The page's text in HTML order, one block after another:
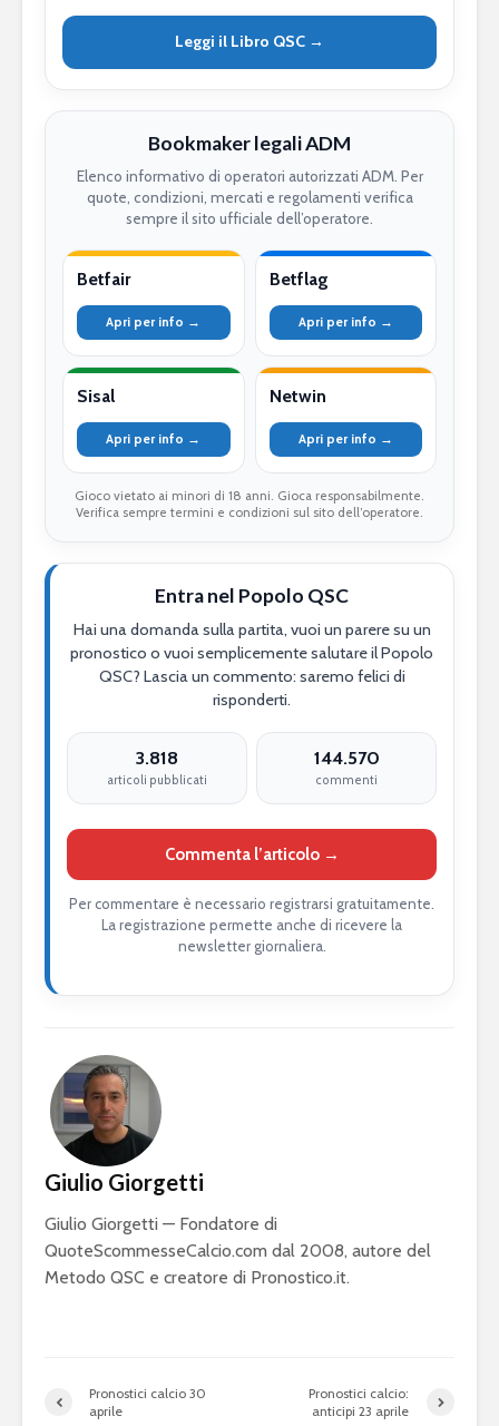
Leggi il Libro QSC →
Bookmaker legali ADM
Elenco informativo di operatori autorizzati ADM. Per
quote, condizioni, mercati e regolamenti verifica
sempre il sito ufficiale dell’operatore.
Betfair
Apri per info →
Betflag
Apri per info →
Sisal
Apri per info →
Netwin
Apri per info →
Gioco vietato ai minori di 18 anni. Gioca responsabilmente.
Verifica sempre termini e condizioni sul sito dell’operatore.
Entra nel Popolo QSC
Hai una domanda sulla partita, vuoi un parere su un
pronostico o vuoi semplicemente salutare il Popolo
QSC? Lascia un commento: saremo felici di
risponderti.
3.818
articoli pubblicati
144.570
commenti
Commenta l’articolo →
Per commentare è necessario registrarsi gratuitamente.
La registrazione permette anche di ricevere la
newsletter giornaliera.
Giulio Giorgetti
Giulio Giorgetti — Fondatore di
QuoteScommesseCalcio.com dal 2008, autore del
Metodo QSC e creatore di Pronostico.it.
Pronostici calcio 30
aprile
Pronostici calcio:
anticipi 23 aprile